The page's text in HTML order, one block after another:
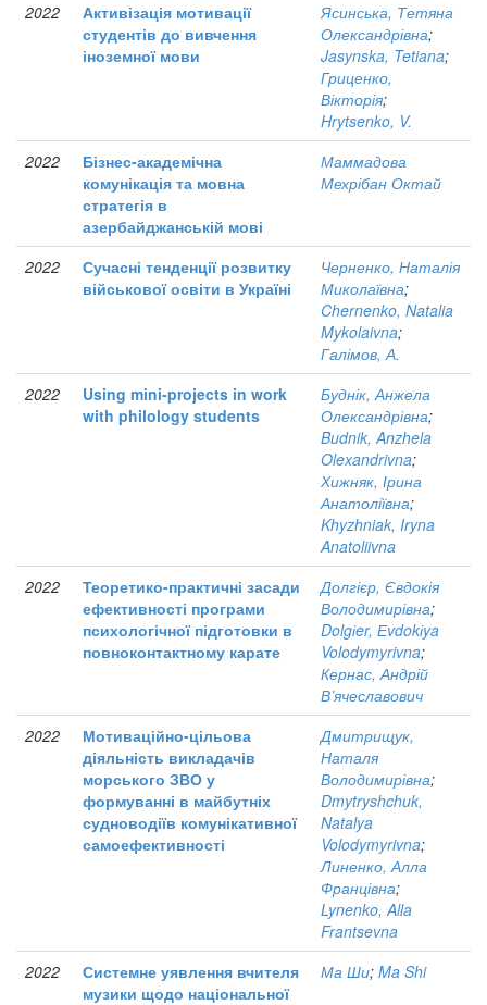
2022
Активізація мотивації
студентів до вивчення
іноземної мови
Ясинська, Тетяна
Олександрівна;
Jasynska, Tetiana;
Гриценко,
Вікторія;
Hrytsenko, V.
2022
Бізнес-академічна
комунікація та мовна
стратегія в
азербайджанській мові
Маммадова
Мехрібан Октай
2022
Сучасні тенденції розвитку
військової освіти в Україні
Черненко, Наталія
Миколаївна;
Chernenko, Natalia
Mykolaivna;
Галімов, А.
2022
Using mini-projects in work
with philology students
Буднік, Анжела
Олександрівна;
Budnik, Anzhela
Olexandrivna;
Хижняк, Ірина
Анатоліївна;
Khyzhniak, Iryna
Anatoliivna
2022
Теоретико-практичні засади
ефективності програми
психологічної підготовки в
повноконтактному карате
Долгієр, Євдокія
Володимирівна;
Dolgіer, Еvdokіya
Volodymyrivna;
Кернас, Андрій
В’ячеславович
2022
Мотиваційно-цільова
діяльність викладачів
морського ЗВО у
формуванні в майбутніх
судноводіїв комунікативної
самоефективності
Дмитрищук,
Наталя
Володимирівна;
Dmytryshchuk,
Natalya
Volodymyrivna;
Линенко, Алла
Францівна;
Lynenko, Alla
Frantsevna
2022
Системне уявлення вчителя
музики щодо національної
Ма Ши; Ma Shi